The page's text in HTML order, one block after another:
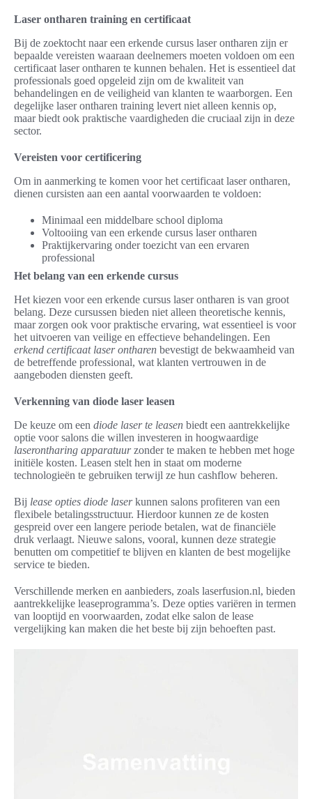
Laser ontharen training en certificaat
Bij de zoektocht naar een erkende cursus laser ontharen zijn er
bepaalde vereisten waaraan deelnemers moeten voldoen om een
certificaat laser ontharen te kunnen behalen. Het is essentieel dat
professionals goed opgeleid zijn om de kwaliteit van
behandelingen en de veiligheid van klanten te waarborgen. Een
degelijke laser ontharen training levert niet alleen kennis op,
maar biedt ook praktische vaardigheden die cruciaal zijn in deze
sector.
Vereisten voor certificering
Om in aanmerking te komen voor het certificaat laser ontharen,
dienen cursisten aan een aantal voorwaarden te voldoen:
Minimaal een middelbare school diploma
Voltooiing van een erkende cursus laser ontharen
Praktijkervaring onder toezicht van een ervaren
professional
Het belang van een erkende cursus
Het kiezen voor een erkende cursus laser ontharen is van groot
belang. Deze cursussen bieden niet alleen theoretische kennis,
maar zorgen ook voor praktische ervaring, wat essentieel is voor
het uitvoeren van veilige en effectieve behandelingen. Een
erkend certificaat laser ontharen bevestigt de bekwaamheid van
de betreffende professional, wat klanten vertrouwen in de
aangeboden diensten geeft.
Verkenning van diode laser leasen
De keuze om een diode laser te leasen biedt een aantrekkelijke
optie voor salons die willen investeren in hoogwaardige
laserontharing apparatuurzonder te maken te hebben met hoge
initiële kosten. Leasen stelt hen in staat om moderne
technologieën te gebruiken terwijl ze hun cashflow beheren.
Bij lease opties diode laserkunnen salons profiteren van een
flexibele betalingsstructuur. Hierdoor kunnen ze de kosten
gespreid over een langere periode betalen, wat de financiële
druk verlaagt. Nieuwe salons, vooral, kunnen deze strategie
benutten om competitief te blijven en klanten de best mogelijke
service te bieden.
Verschillende merken en aanbieders, zoals laserfusion.nl, bieden
aantrekkelijke leaseprogramma’s. Deze opties variëren in termen
van looptijd en voorwaarden, zodat elke salon de lease
vergelijking kan maken die het beste bij zijn behoeften past.